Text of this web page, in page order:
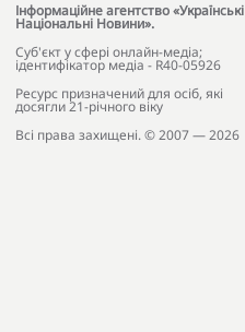
Інформаційне агентство «Українські
Національні Новини».
Cуб'єкт у сфері онлайн-медіа;
ідентифікатор медіа - R40-05926
Ресурс призначений для осіб, які
досягли 21-річного віку
Всі права захищені. © 2007 — 2026